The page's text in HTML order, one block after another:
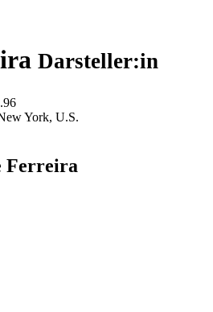
Darsteller:in
York, U.S.
Ferreira